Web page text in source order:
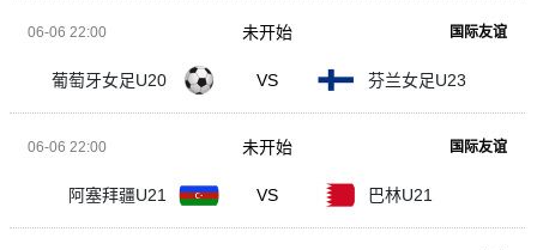
06-06 22:00 国际友谊
葡萄牙女足U20 VS 芬兰女足U23
未开始
06-06 22:00 国际友谊
阿塞拜疆U21 VS 巴林U21
未开始